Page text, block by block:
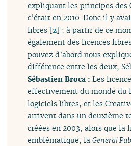
expliquant les principes des
c’était en 2010. Donc il y
libres [2] ; à partir de ce
également des licences
pouvez d’abord nous
différence entre les deux,
Sébastien Broca :Les
effectivement du monde du
logiciels libres, et les
arrivent dans un deuxième
créées en 2003, alors que la
emblématique, laGeneral